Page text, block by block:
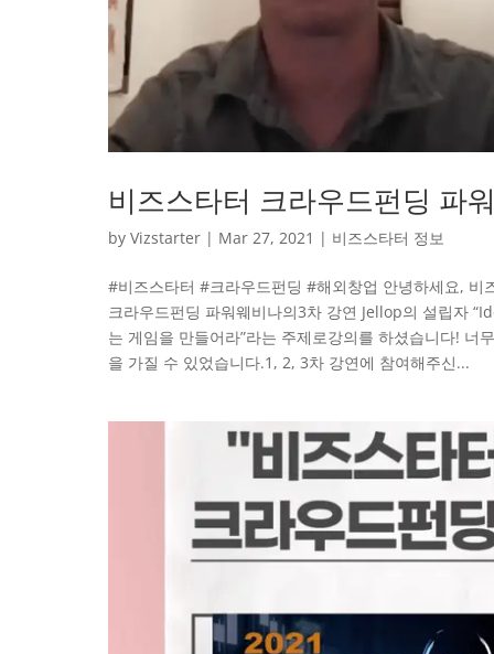
비즈스타터 크라우드펀딩 파
by Vizstarter | Mar 27, 2021 | 비즈스타터 정보
#비즈스타터 #크라우드펀딩 #해외창업 안녕하세요, 비
크라우드펀딩 파워웨비나의3차 강연 Jellop의 설립자
는 게임을 만들어라”라는 주제로강의를 하셨습니다!
을 가질 수 있었습니다.1, 2, 3차 강연에 참여해주신...